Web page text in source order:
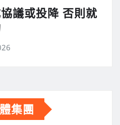
議或投降 否則就
集團